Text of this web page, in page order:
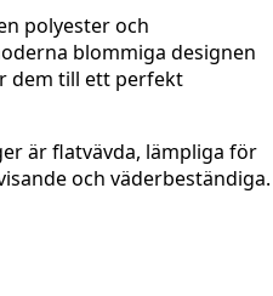
polyester och
blommiga designen
dem till ett perfekt
är flatvävda, lämpliga för
och väderbeständiga.